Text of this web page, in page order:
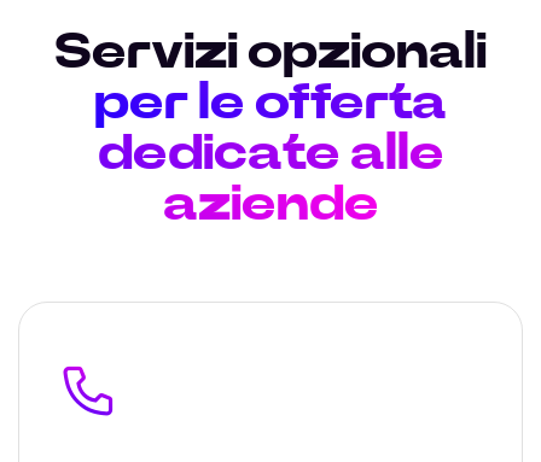
Servizi opzionali
per le offerta
dedicate alle
aziende